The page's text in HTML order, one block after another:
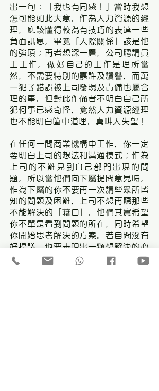
出一句：「我也有同感！」當時我想
怎可能如此大意，作為人力資源的經
理，應該懂得較為有技巧的表達一些
負面訊息，畢竟「人際關係」該是他
的強項；再者想深一層，公司聘請員
工工作，做好自己的工作是理所當
然，不需要特別的嘉許及讚譽，而萬
一犯了錯誤被上司發現及責備也屬合
理的事，但對此作俑者不明白自己所
犯何事已感奇怪，竟然人力資源經理
也不能明白箇中道理，真叫人失望！
在任何一間商業機構中工作，你一定
要明白上司的想法和溝通模式；作為
上司的不難見到自己部門出現的問
題，所以當他們向下屬提問意見時，
作為下屬的你不要再一次講些眾所皆
知的問題及困難，上司不想再聽那些
不能解決的「藉口」，他們其實希望
你不單是看到問題的所在，同時希望
你開始思考解決的方案。若自問沒有
好提議，也要表現出一顆想解決的心
及很在意的態度，切忌以「隔岸觀